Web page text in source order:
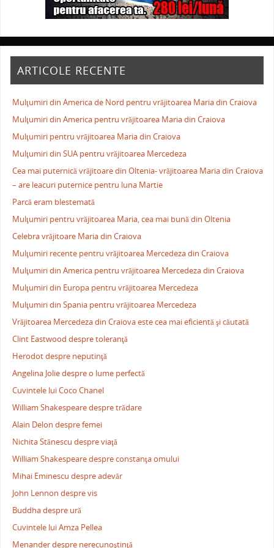
ARTICOLE RECENTE
Mulţumiri din America de Nord pentru vrăjitoarea Maria din Craiova
Mulţumiri din America pentru vrăjitoarea Maria din Craiova
Mulţumiri pentru vrăjitoarea Maria din Craiova
Mulţumiri din SUA pentru vrăjitoarea Mercedeza
Cea mai puternică vrăjitoare din Oltenia- vrăjitoarea Maria din Craiova
– are leacuri puternice pentru luna Martie
Parcă eram blestemată
Mulţumiri pentru vrăjitoarea Maria, cea mai bună din Oltenia
Celebra vrăjitoare Maria din Craiova
Mulţumiri recente pentru vrăjitoarea Mercedeza din Craiova
Mulţumiri din America pentru vrăjitoarea Mercedeza din Craiova
Mulţumiri din Europa pentru vrăjitoarea Mercedeza
Mulţumiri din Spania pentru vrăjitoarea Mercedeza
Vrăjitoarea Mercedeza din Craiova este cea mai eficientă şi căutată
Clint Eastwood despre toleranţă
Herodot despre neputinţă
Angelina Jolie despre o lume perfectă
Cuvintele lui Coco Chanel
William Shakespeare despre trădare
Alain Delon despre femei
Nichita Stănescu despre viaţă
William Shakespeare despre constanţa omului
Mihai Eminescu despre adevăr
John Lennon despre vis
Buddha despre ură
Cuvintele lui Amza Pellea
Menander despre nerecunoştinţă